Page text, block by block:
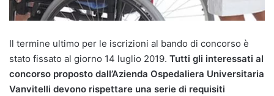
Il termine ultimo per le iscrizioni al bando di concorso è
stato fissato al giorno 14 luglio 2019. Tutti gli interessati al
concorso proposto dall’Azienda Ospedaliera Universitaria
Vanvitelli devono rispettare una serie di requisiti